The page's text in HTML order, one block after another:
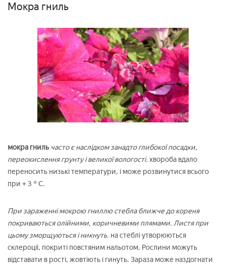
Мокра гниль
мокра гниль часто є наслідком занадто глибокої посадки,
переокислення грунту і великої вологості. хвороба вдало
переносить низькі температури, і може розвинутися всього
при + 3 ° C.
При зараженні мокрою гниллю стебла ближче до кореня
покриваються олійними, коричневими плямами. Листя при
цьому зморщуються і никнуть. на стеблі утворюються
склероції, покриті повстяним нальотом. Рослини можуть
відставати в рості, жовтіють і гинуть. Зараза може наздогнати